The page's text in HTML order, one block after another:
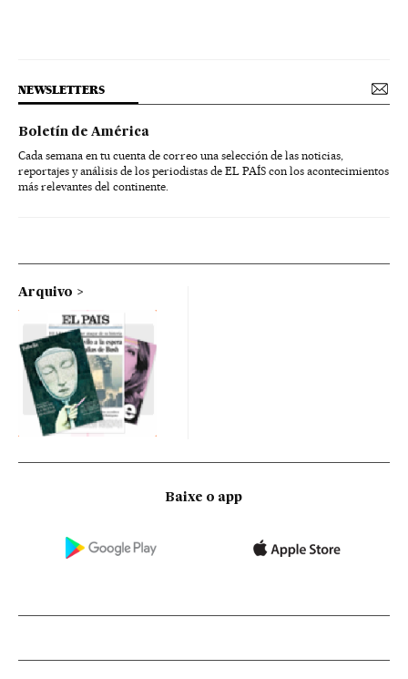
NEWSLETTERS
Boletín de América
Cada semana en tu cuenta de correo una selección de las noticias,
reportajes y análisis de los periodistas de EL PAÍS con los acontecimientos
más relevantes del continente.
Arquivo
Baixe o app